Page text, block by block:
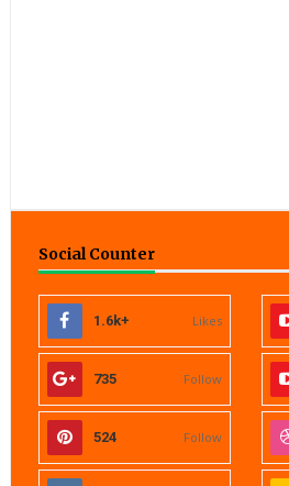
Social Counter
1.6k+ Likes
735 Follow
524 Follow